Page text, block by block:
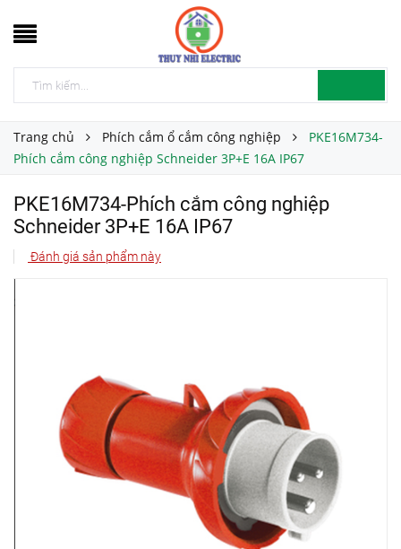
Trang chủ Phích cắm ổ cắm công nghiệp
PKE16M734-
Phích cắm công nghiệp Schneider 3P+E 16A IP67
PKE16M734-Phích cắm công nghiệp
Schneider 3P+E 16A IP67
Đánh giá sản phẩm này